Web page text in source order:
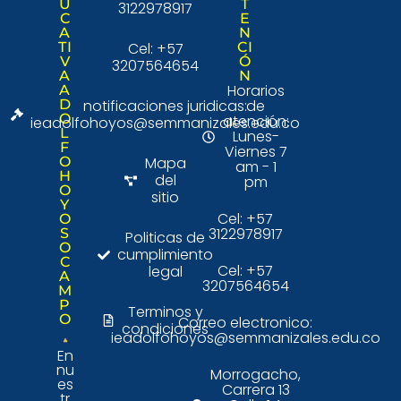
U
C
A
TI
V
A
A
D
O
L
F
O
H
O
Y
O
S
O
C
A
M
P
O
En
nu
es
3122978917
Cel: +57
3207564654
notificaciones juridicas:
ieadolfohoyos@semmanizales.edu.co
Mapa
del
sitio
Politicas de
cumplimiento
legal
Terminos y
condiciones
T
E
N
CI
Ó
N
Horarios
de
atención:
Lunes-
Viernes 7
am - 1
pm
Cel: +57
3122978917
Cel: +57
3207564654
Correo electronico:
ieadolfohoyos@semmanizales.edu.co
Morrogacho,
Carrera 13